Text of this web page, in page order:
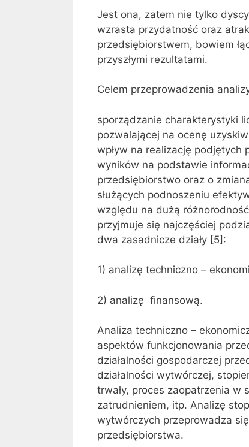
Jest ona, zatem nie tylko
wzrasta przydatność oraz
przedsiębiorstwem, bowiem
przyszłymi rezultatami.
Celem przeprowadzenia
sporządzanie charakterystyki
pozwalającej na ocenę
wpływ na realizację
wyników na podstawie
przedsiębiorstwo oraz o
służących podnoszeniu
względu na dużą
przyjmuje się najczęściej
dwa zasadnicze działy [5]:
1) analizę techniczno –
2) analizę finansową.
Analiza techniczno –
aspektów funkcjonowania
działalności gospodarczej
działalności wytwórczej,
trwały, proces zaopatrzenia w
zatrudnieniem, itp. Analizę
wytwórczych przeprowadza
przedsiębiorstwa.